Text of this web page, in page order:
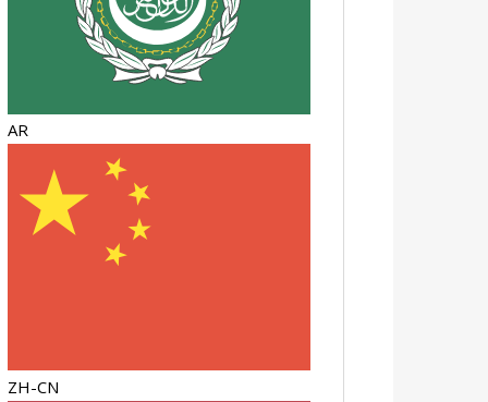
AR
ZH-CN